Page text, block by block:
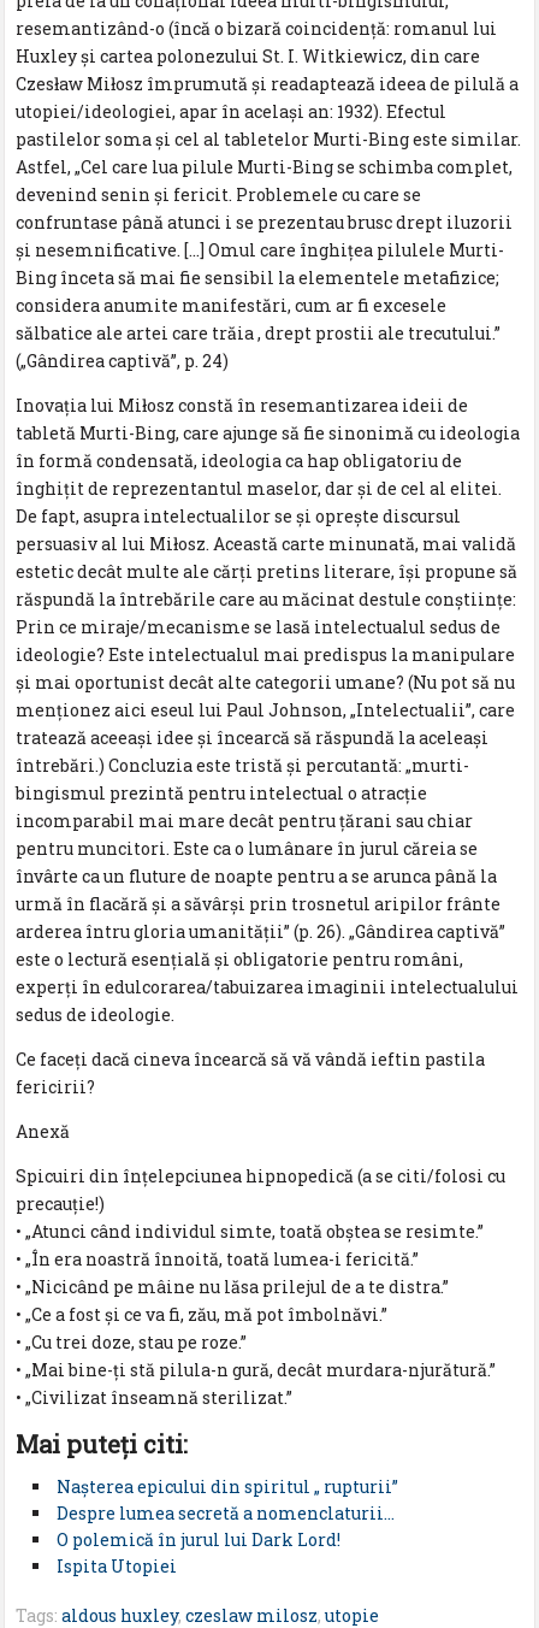
resemantizând-o (încă o bizară coincidență: romanul lui
Huxley și cartea polonezului St. I. Witkiewicz, din care
Czesław Miłosz împrumută și readaptează ideea de pilulă a
utopiei/ideologiei, apar în același an: 1932). Efectul
pastilelor soma și cel al tabletelor Murti-Bing este similar.
Astfel, „Cel care lua pilule Murti-Bing se schimba complet,
devenind senin și fericit. Problemele cu care se
confruntase până atunci i se prezentau brusc drept iluzorii
și nesemnificative. […] Omul care înghițea pilulele Murti-
Bing înceta să mai fie sensibil la elementele metafizice;
considera anumite manifestări, cum ar fi excesele
sălbatice ale artei care trăia , drept prostii ale trecutului.”
(„Gândirea captivă”, p. 24)
Inovația lui Miłosz constă în resemantizarea ideii de
tabletă Murti-Bing, care ajunge să fie sinonimă cu ideologia
în formă condensată, ideologia ca hap obligatoriu de
înghițit de reprezentantul maselor, dar și de cel al elitei.
De fapt, asupra intelectualilor se și oprește discursul
persuasiv al lui Miłosz. Această carte minunată, mai validă
estetic decât multe ale cărți pretins literare, își propune să
răspundă la întrebările care au măcinat destule conștiințe:
Prin ce miraje/mecanisme se lasă intelectualul sedus de
ideologie? Este intelectualul mai predispus la manipulare
și mai oportunist decât alte categorii umane? (Nu pot să nu
menționez aici eseul lui Paul Johnson, „Intelectualii”, care
tratează aceeași idee și încearcă să răspundă la aceleași
întrebări.) Concluzia este tristă și percutantă: „murti-
bingismul prezintă pentru intelectual o atracție
incomparabil mai mare decât pentru țărani sau chiar
pentru muncitori. Este ca o lumânare în jurul căreia se
învârte ca un fluture de noapte pentru a se arunca până la
urmă în flacără și a săvârși prin trosnetul aripilor frânte
arderea întru gloria umanității” (p. 26). „Gândirea captivă”
este o lectură esențială și obligatorie pentru români,
experți în edulcorarea/tabuizarea imaginii intelectualului
sedus de ideologie.
Ce faceți dacă cineva încearcă să vă vândă ieftin pastila
fericirii?
Anexă
Spicuiri din înțelepciunea hipnopedică (a se citi/folosi cu
precauție!)
• „Atunci când individul simte, toată obștea se resimte.”
• „În era noastră înnoită, toată lumea-i fericită.”
• „Nicicând pe mâine nu lăsa prilejul de a te distra.”
• „Ce a fost și ce va fi, zău, mă pot îmbolnăvi.”
• „Cu trei doze, stau pe roze.”
• „Mai bine-ți stă pilula-n gură, decât murdara-njurătură.”
• „Civilizat înseamnă sterilizat.”
Mai puteţi citi:
Naşterea epicului din spiritul „ rupturii”
Despre lumea secretă a nomenclaturii…
O polemică în jurul lui Dark Lord!
Ispita Utopiei
Tags:aldous huxley,czeslaw milosz,utopie